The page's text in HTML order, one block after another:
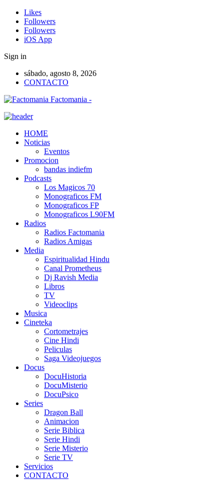
Likes
Followers
Followers
iOS App
Sign in
sábado, agosto 8, 2026
CONTACTO
Factomania -
HOME
Noticias
Eventos
Promocion
bandas indiefm
Podcasts
Los Magicos 70
Monograficos FM
Monograficos FP
Monograficos L90FM
Radios
Radios Factomania
Radios Amigas
Media
Espiritualidad Hindu
Canal Prometheus
Dj Ravish Media
Libros
TV
Videoclips
Musica
Cineteka
Cortometrajes
Cine Hindi
Peliculas
Saga Videojuegos
Docus
DocuHistoria
DocuMisterio
DocuPsico
Series
Dragon Ball
Animacion
Serie Biblica
Serie Hindi
Serie Misterio
Serie TV
Servicios
CONTACTO